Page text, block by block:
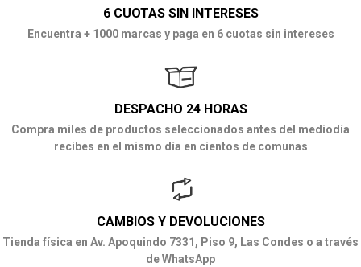
6 CUOTAS SIN INTERESES
Encuentra + 1000 marcas y paga en 6 cuotas sin intereses
DESPACHO 24 HORAS
Compra miles de productos seleccionados antes del mediodía
recibes en el mismo día en cientos de comunas
CAMBIOS Y DEVOLUCIONES
Tienda física en Av. Apoquindo 7331, Piso 9, Las Condes o a través
de WhatsApp